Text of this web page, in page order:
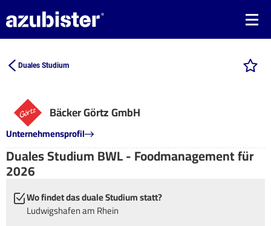
Duales Studium
Bäcker Görtz GmbH
Unternehmensprofil
Duales Studium BWL - Foodmanagement für
2026
Wo findet das duale Studium statt?
Ludwigshafen am Rhein